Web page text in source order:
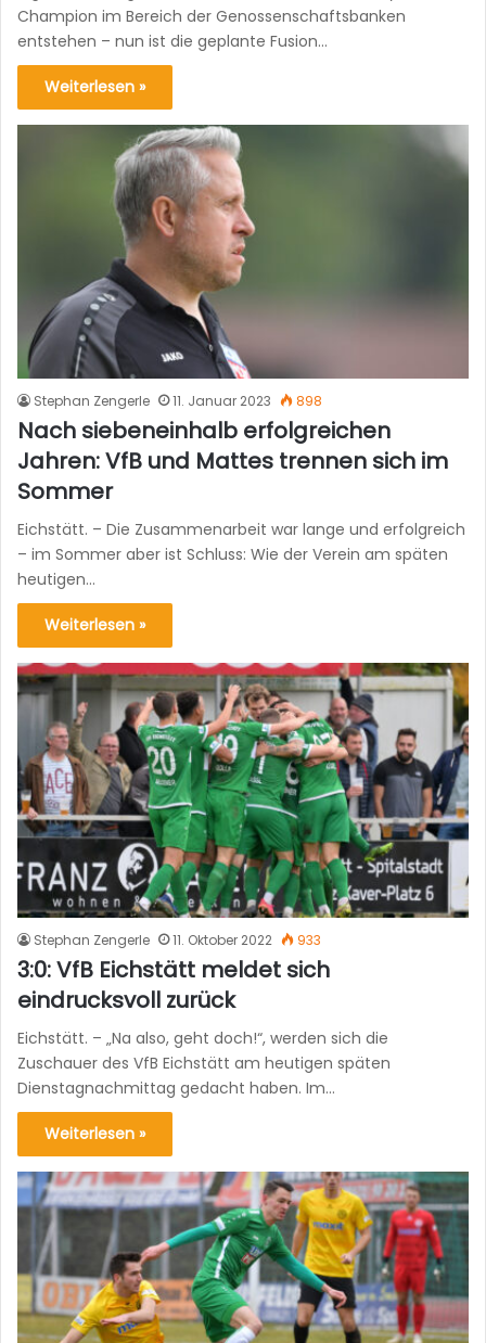
Champion im Bereich der Genossenschaftsbanken
entstehen – nun ist die geplante Fusion…
Weiterlesen »
Stephan Zengerle 11. Januar 2023 898
Nach siebeneinhalb erfolgreichen
Jahren: VfB und Mattes trennen sich im
Sommer
Eichstätt. – Die Zusammenarbeit war lange und erfolgreich
– im Sommer aber ist Schluss: Wie der Verein am späten
heutigen…
Weiterlesen »
Stephan Zengerle 11. Oktober 2022 933
3:0: VfB Eichstätt meldet sich
eindrucksvoll zurück
Eichstätt. – „Na also, geht doch!“, werden sich die
Zuschauer des VfB Eichstätt am heutigen späten
Dienstagnachmittag gedacht haben. Im…
Weiterlesen »